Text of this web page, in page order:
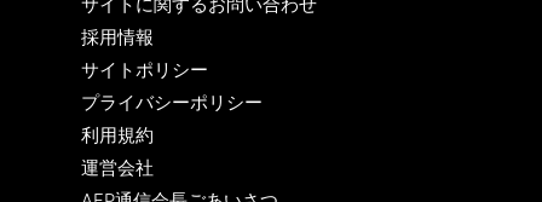
採用情報
サイトポリシー
プライバシーポリシー
利用規約
運営会社